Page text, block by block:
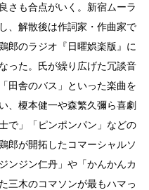
さも合点がいく。新宿ムーラ
、解散後は作詞家・作曲家で
郎のラジオ『日曜娯楽版』に
った。氏が繰り広げた冗談音
田舎のバス」といった楽曲を
、榎本健一や森繁久彌ら喜劇
で」「ピンポンパン」などの
郎が開拓したコマーシャルソ
ンジン仁丹」や「かんかんカ
三木のコマソンが最もハマっ